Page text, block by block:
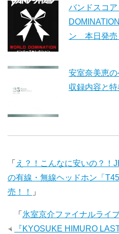
バンドスコ
ン 本日発売
安室奈美恵の
収録内容と特
「 え？！こんなに安いの？！
の有線・無線ヘッドホン「
売！！
」
「 氷室京介ファイナルライ
『KYOSUKE HIMURO